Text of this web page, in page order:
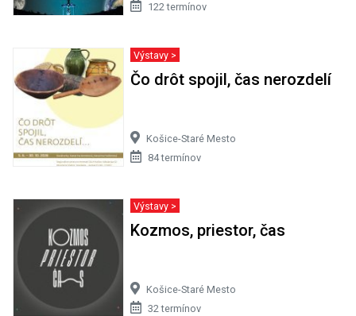
122 termínov
Výstavy >
Čo drôt spojil, čas nerozdelí
Košice-Staré Mesto
84 termínov
Výstavy >
Kozmos, priestor, čas
Košice-Staré Mesto
32 termínov